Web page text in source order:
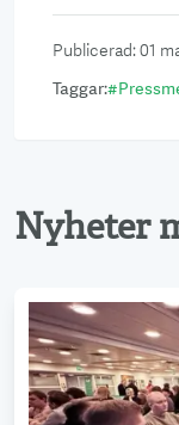
Publicerad:01
Taggar:#
Nyheter